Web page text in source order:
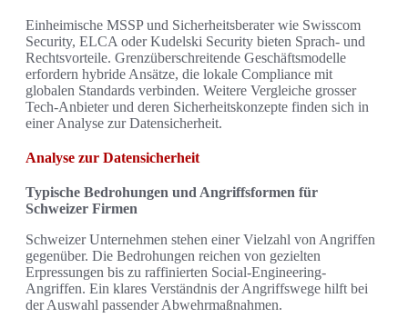
Einheimische MSSP und Sicherheitsberater wie Swisscom
Security, ELCA oder Kudelski Security bieten Sprach- und
Rechtsvorteile. Grenzüberschreitende Geschäftsmodelle
erfordern hybride Ansätze, die lokale Compliance mit
globalen Standards verbinden. Weitere Vergleiche grosser
Tech-Anbieter und deren Sicherheitskonzepte finden sich in
einer Analyse zur Datensicherheit.
Analyse zur Datensicherheit
Typische Bedrohungen und Angriffsformen für
Schweizer Firmen
Schweizer Unternehmen stehen einer Vielzahl von Angriffen
gegenüber. Die Bedrohungen reichen von gezielten
Erpressungen bis zu raffinierten Social-Engineering-
Angriffen. Ein klares Verständnis der Angriffswege hilft bei
der Auswahl passender Abwehrmaßnahmen.